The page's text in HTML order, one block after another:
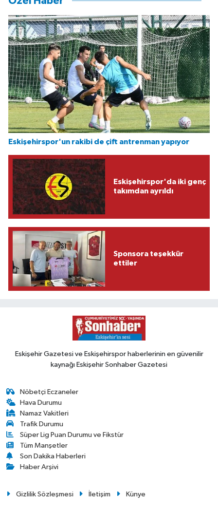
Eskişehirspor'un rakibi de çift antrenman yapıyor
Eskişehirspor'da iki genç
takımdan ayrıldı
Sponsora teşekkür
ettiler
Eskişehir Gazetesi ve Eskişehirspor haberlerinin en güvenilir
kaynağı Eskişehir Sonhaber Gazetesi
Nöbetçi Eczaneler
Hava Durumu
Namaz Vakitleri
Trafik Durumu
Süper Lig Puan Durumu ve Fikstür
Tüm Manşetler
Son Dakika Haberleri
Haber Arşivi
Gizlilik Sözleşmesi İletişim Künye